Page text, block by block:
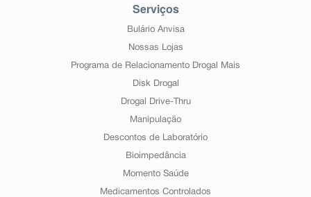
Serviços
Bulário Anvisa
Nossas Lojas
Programa de Relacionamento Drogal Mais
Disk Drogal
Drogal Drive-Thru
Manipulação
Descontos de Laboratório
Bioimpedância
Momento Saúde
Medicamentos Controlados